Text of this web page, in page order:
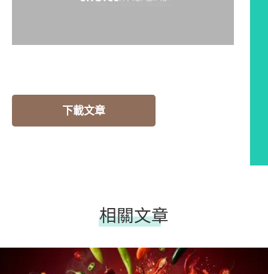
下載文章
相關文章